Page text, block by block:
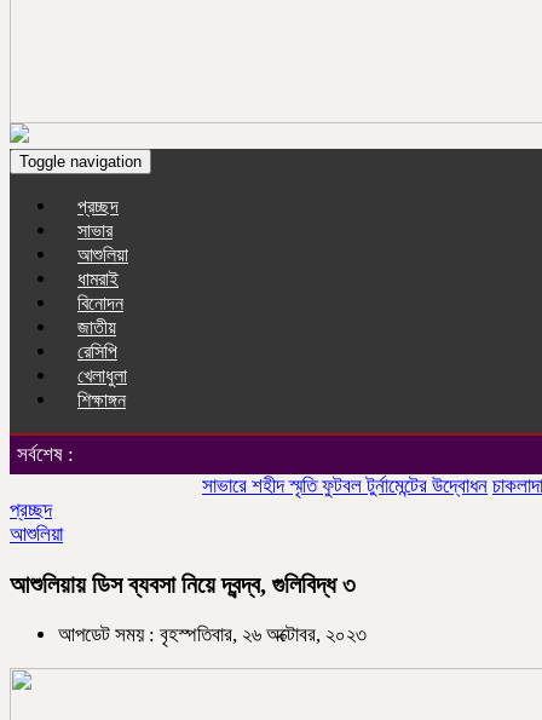
Toggle navigation
প্রচ্ছদ
সাভার
আশুলিয়া
ধামরাই
বিনোদন
জাতীয়
রেসিপি
খেলাধুলা
শিক্ষাঙ্গন
সর্বশেষ :
সাভারে শহীদ স্মৃতি ফুটবল টুর্নামেন্টের উদ্বোধন চাকলাদার
প্রচ্ছদ
আশুলিয়া
আশুলিয়ায় ডিস ব্যবসা নিয়ে দ্বন্দ্ব, গুলিবিদ্ধ ৩
আপডেট সময় : বৃহস্পতিবার, ২৬ অক্টোবর, ২০২৩